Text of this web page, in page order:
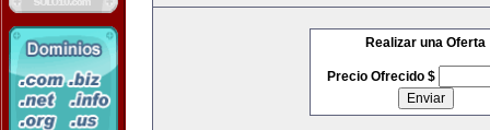
Realizar una Oferta
Precio Ofrecido $